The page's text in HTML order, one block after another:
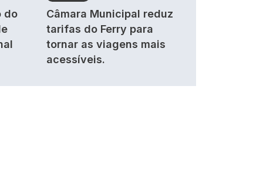
do
Câmara Municipal reduz
tarifas do Ferry para
tornar as viagens mais
acessíveis.